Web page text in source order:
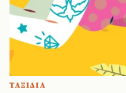
ΤΑΞΙΔΙΑ